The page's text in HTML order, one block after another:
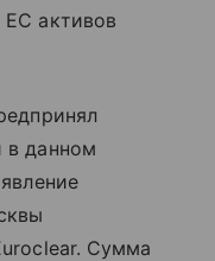
ЕС активов
в данном
Сумма